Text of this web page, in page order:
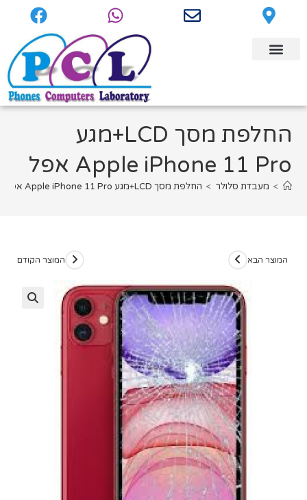
החלפת מסך LCD+מגע
Apple iPhone 11 Pro אפל
> מעבדת סלולר > החלפת מסך LCD+מגע Apple iPhone 11 Pro אפל
המוצר הקודם המוצר הבא